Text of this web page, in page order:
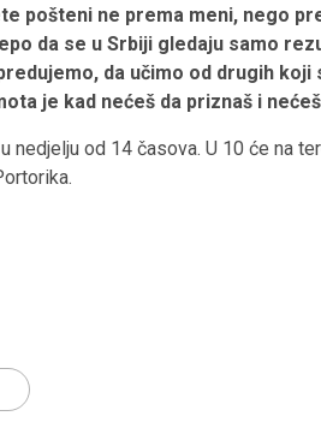
pošteni ne prema meni, nego
da se u Srbiji gledaju samo
da učimo od drugih
je kad nećeš da priznaš i nećeš
nedjelju od 14 časova. U 10 će na